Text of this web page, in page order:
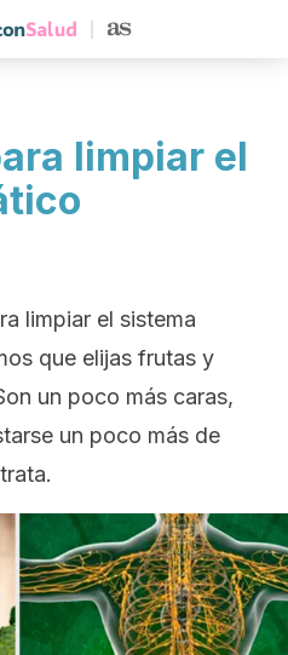
limpiar el
limpiar el sistema
que elijas frutas y
un poco más caras,
un poco más de